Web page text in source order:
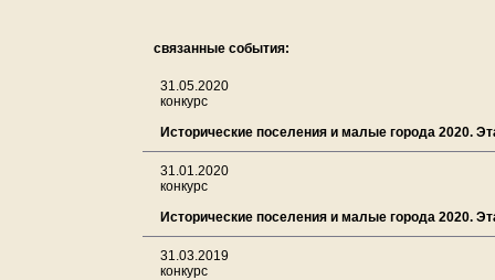
связанные события:
31.05.2020
конкурс
Исторические поселения и малые города 2020.
31.01.2020
конкурс
Исторические поселения и малые города 2020.
31.03.2019
конкурс